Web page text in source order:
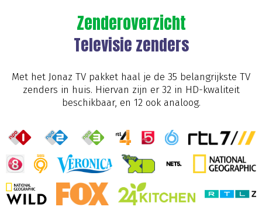
Zenderoverzicht
Televisie zenders
Met het Jonaz TV pakket haal je de 35 belangrijkste TV
zenders in huis. Hiervan zijn er 32 in HD-kwaliteit
beschikbaar, en 12 ook analoog.